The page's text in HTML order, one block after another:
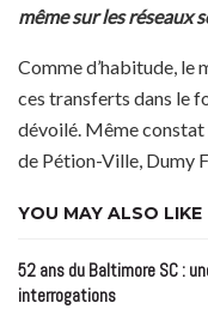
même sur les réseaux
Comme d’habitude, le
ces transferts dans le
dévoilé. Même constat
de Pétion-Ville, Dumy
YOU MAY ALSO LIKE
52 ans du Baltimore SC :
interrogations